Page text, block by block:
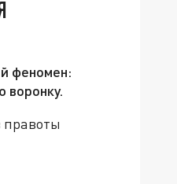
феномен:
воронку.
правоты